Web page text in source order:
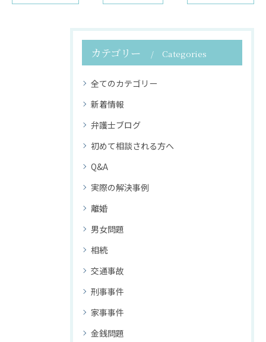
カテゴリー Categories
全てのカテゴリー
新着情報
弁護士ブログ
初めて相談される方へ
Q&A
実際の解決事例
離婚
男女問題
相続
交通事故
刑事事件
家事事件
金銭問題